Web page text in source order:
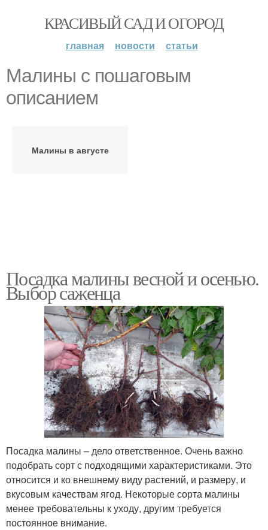
КРАСИВЫЙ САД И ОГОРОД
главная новости статьи
Малины с пошаговым
описанием
Малины в августе
Посадка малины весной и осенью.
Выбор саженца
Посадка малины – дело ответственное. Очень важно
подобрать сорт с подходящими характеристиками. Это
относится и ко внешнему виду растений, и размеру, и
вкусовым качествам ягод. Некоторые сорта малины
менее требовательны к уходу, другим требуется
постоянное внимание.